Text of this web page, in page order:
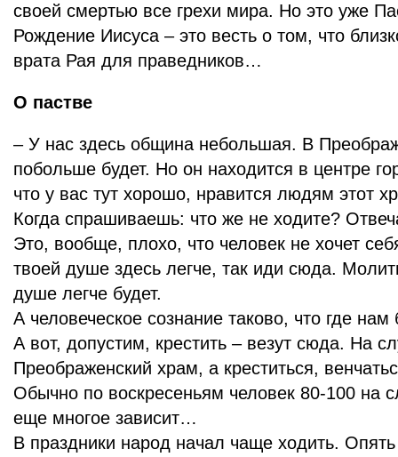
своей смертью все грехи мира. Но это уже
Рождение Иисуса – это весть о том, что
врата Рая для праведников…
О пастве
– У нас здесь община небольшая. В
побольше будет. Но он находится в центре
что у вас тут хорошо, нравится людям этот
Когда спрашиваешь: что же не ходите?
Это, вообще, плохо, что человек не хочет
твоей душе здесь легче, так иди сюда.
душе легче будет.
А человеческое сознание таково, что где
А вот, допустим, крестить – везут сюда. На
Преображенский храм, а креститься,
Обычно по воскресеньям человек 80-100 на
еще многое зависит…
В праздники народ начал чаще ходить.